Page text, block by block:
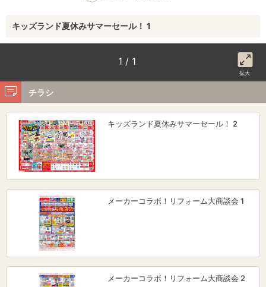
キッズランド夏休みサマーセール！ 1
1 / 1
拡大
チラシ
キッズランド夏休みサマーセール！ 2
メーカーコラボ！リフォーム大商談会 1
メーカーコラボ！リフォーム大商談会 2